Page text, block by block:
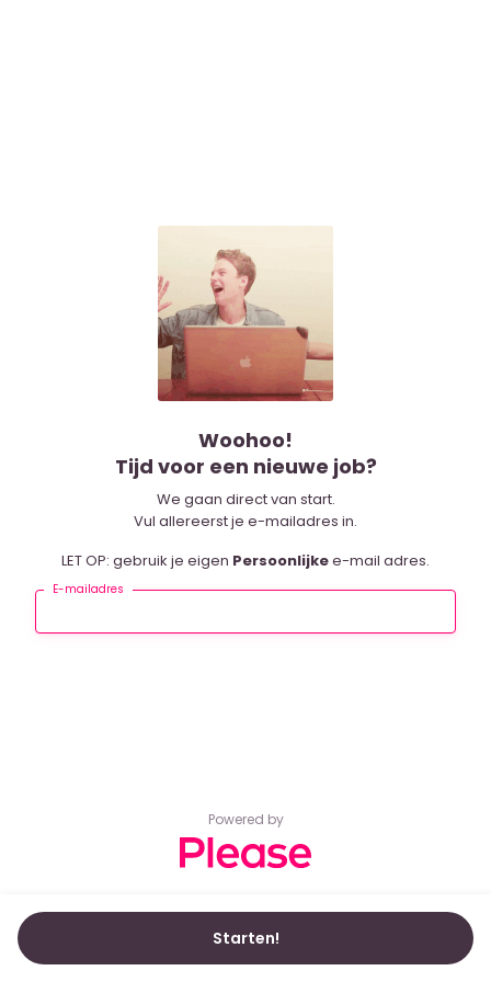
Powered by
Woohoo!
Tijd voor een nieuwe job?
We gaan direct van start.
Vul allereerst je e-mailadres in.
LET OP: gebruik je eigen Persoonlijkee-mail adres.
E-mailadres